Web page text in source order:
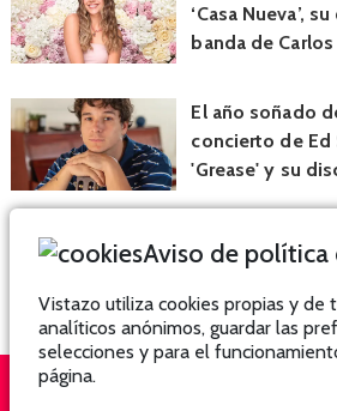
‘Casa Nueva’,
banda de Carlos
El año soñado
concierto de Ed
'Grease' y su
Aviso de política
Vistazo utiliza cookies propias y de
analíticos anónimos, guardar las
selecciones y para el
página.